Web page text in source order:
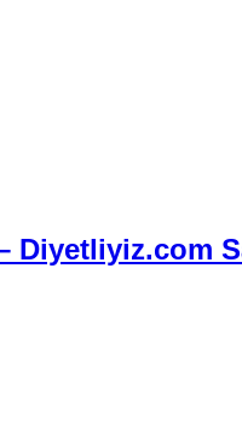
Diyetliyiz.com